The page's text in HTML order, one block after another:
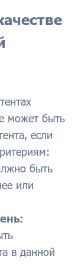
может быть
если
быть
или
в данной